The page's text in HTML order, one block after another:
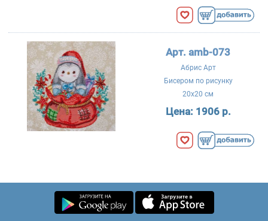
Арт. amb-073
Абрис Арт
Бисером по рисунку
20x20 см
Цена: 1906 р.